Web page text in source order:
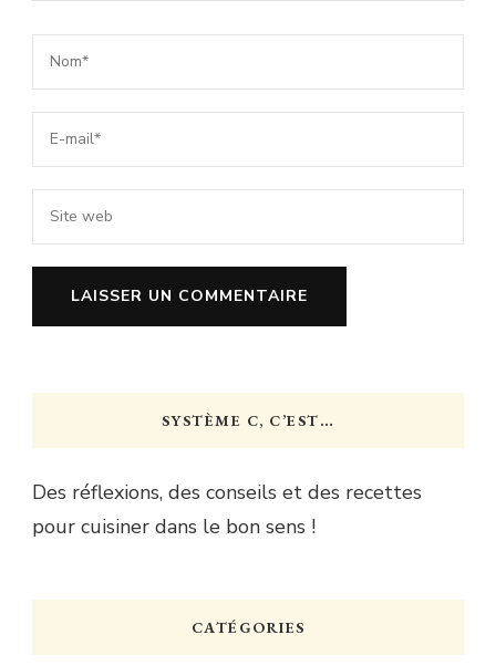
SYSTÈME C, C’EST…
Des réflexions, des conseils et des recettes
pour cuisiner dans le bon sens !
CATÉGORIES